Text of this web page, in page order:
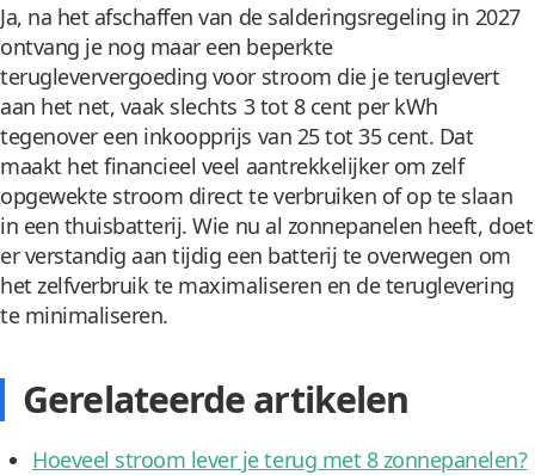
Ja, na het afschaffen van de salderingsregeling in 2027
ontvang je nog maar een beperkte
terugleververgoeding voor stroom die je teruglevert
aan het net, vaak slechts 3 tot 8 cent per kWh
tegenover een inkoopprijs van 25 tot 35 cent. Dat
maakt het financieel veel aantrekkelijker om zelf
opgewekte stroom direct te verbruiken of op te slaan
in een thuisbatterij. Wie nu al zonnepanelen heeft, doet
er verstandig aan tijdig een batterij te overwegen om
het zelfverbruik te maximaliseren en de teruglevering
te minimaliseren.
Gerelateerde artikelen
Hoeveel stroom lever je terug met 8 zonnepanelen?